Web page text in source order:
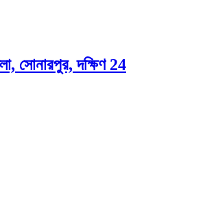
সোনারপুর, দক্ষিণ 24